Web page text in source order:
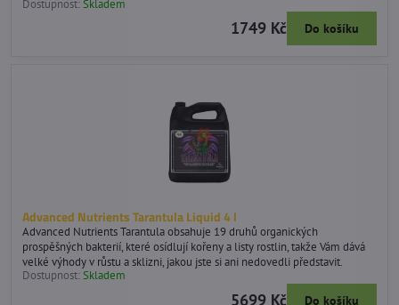
Dostupnost:Skladem
1749 Kč Do košíku
Advanced Nutrients Tarantula Liquid 4 l
Advanced Nutrients Tarantula obsahuje 19 druhů organických
prospěšných bakterií, které osídlují kořeny a listy rostlin, takže Vám dává
velké výhody v růstu a sklizni, jakou jste si ani nedovedli představit.
Dostupnost:Skladem
5699 Kč Do košíku